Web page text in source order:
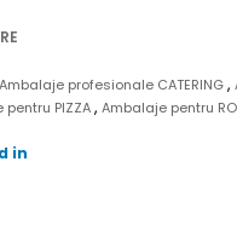
Ambalaje profesionale CATERING,
PIZZA, Ambalaje pentru
in